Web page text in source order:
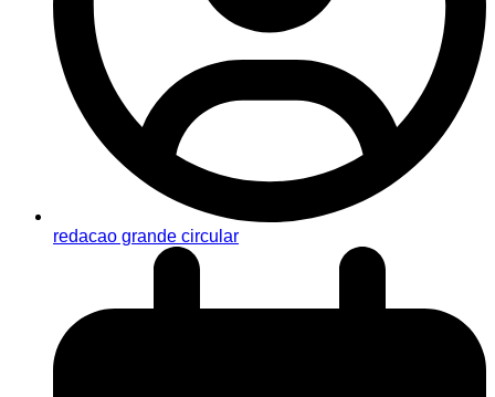
redacao grande circular